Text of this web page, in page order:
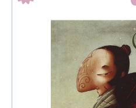
Taï-
Vanves -